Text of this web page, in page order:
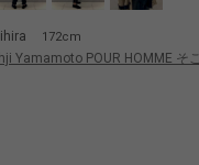
172cm
Yamamoto POUR HOMME そ